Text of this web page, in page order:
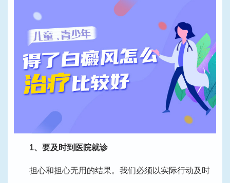
1、要及时到医院就诊
担心和担心无用的结果。我们必须以实际行动及时